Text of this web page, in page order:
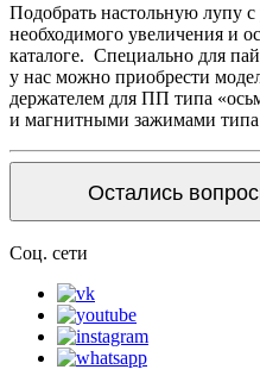
Подобрать настольную лупу
необходимого увеличения и
каталоге. Специально для
у нас можно приобрести
держателем для ПП типа
и магнитными зажимами типа
Остались
Соц. сети